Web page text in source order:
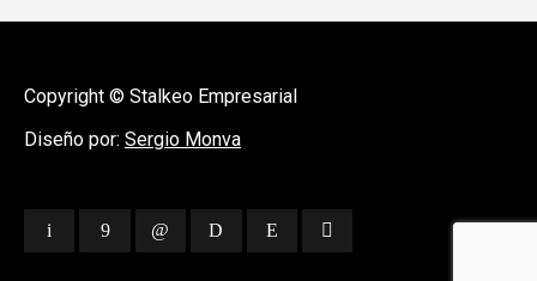
Copyright © Stalkeo Empresarial
Diseño por: Sergio Monva